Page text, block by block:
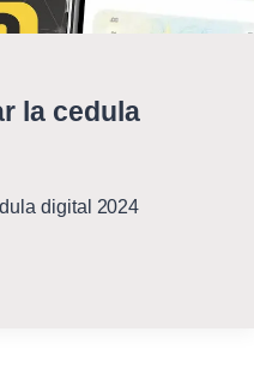
la cedula
digital 2024